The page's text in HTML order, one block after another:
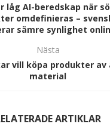
låg AI-beredskap när
omdefinieras –
sämre synlighet
Nästa
vill köpa produkter
material
ARTIKLAR